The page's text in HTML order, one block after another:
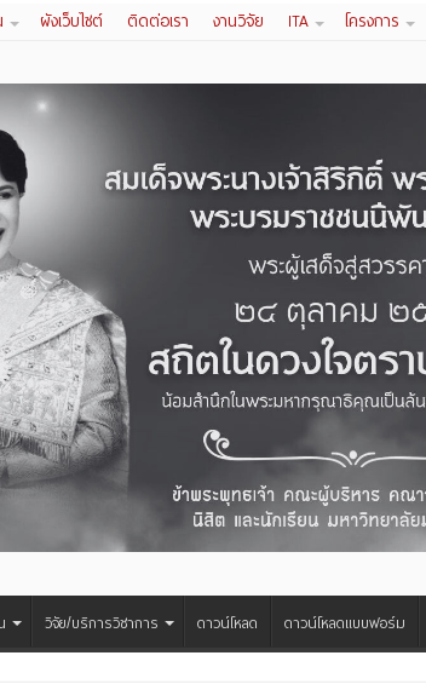
ผังเว็บไซต์ ติดต่อเรา งานวิจัย ITA โครงการ
วิจัย/บริการวิชาการ ดาวน์โหลด ดาวน์โหลดแบบฟอร์ม